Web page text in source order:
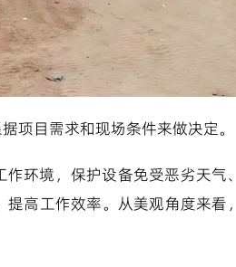
项目需求和现场条件来做决定。
环境，保护设备免受恶劣天
高工作效率。从美观角度来